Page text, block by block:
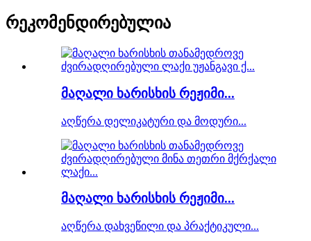
რეკომენდირებულია
მაღალი ხარისხის რეჟიმი...
აღწერა დელიკატური და მოდური...
მაღალი ხარისხის რეჟიმი...
აღწერა დახვეწილი და პრაქტიკული...